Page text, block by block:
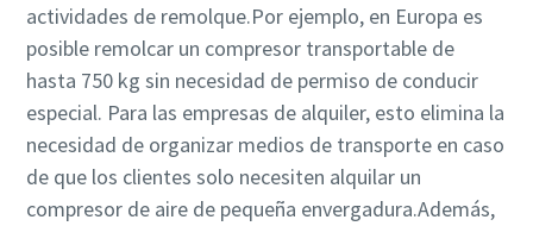
actividades de remolque.Por ejemplo, en Europa es
posible remolcar un compresor transportable de
hasta 750 kg sin necesidad de permiso de conducir
especial. Para las empresas de alquiler, esto elimina la
necesidad de organizar medios de transporte en caso
de que los clientes solo necesiten alquilar un
compresor de aire de pequeña envergadura.Además,